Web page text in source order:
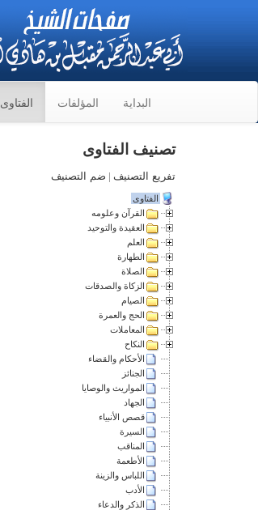
البداية المؤلفات الفتاوى
تصنيف الفتاوى
تفريع التصنيف | ضم التصنيف
الفتاوى
القرآن وعلومه
العقيدة والتوحيد
العلم
الطهارة
الصلاة
الزكاة والصدقات
الصيام
الحج والعمرة
المعاملات
النكاح
الأحكام والقضاء
الجنائز
المواريث والوصايا
الجهاد
قصص الأنبياء
السيرة
المناقب
الأطعمة
اللباس والزينة
الأدب
الذكر والدعاء